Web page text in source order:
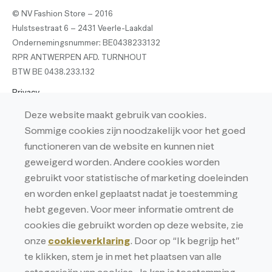
© NV Fashion Store – 2016
Hulstsestraat 6 – 2431 Veerle-Laakdal
Ondernemingsnummer: BE0438233132
RPR ANTWERPEN AFD. TURNHOUT
BTW BE 0438.233.132
Privacy
Privacyverklaring
Cookieverklaring
Deze website maakt gebruik van cookies.
Sommige cookies zijn noodzakelijk voor het goed
functioneren van de website en kunnen niet
geweigerd worden. Andere cookies worden
gebruikt voor statistische of marketing doeleinden
en worden enkel geplaatst nadat je toestemming
hebt gegeven. Voor meer informatie omtrent de
cookies die gebruikt worden op deze website, zie
onze cookieverklaring. Door op “Ik begrijp het”
te klikken, stem je in met het plaatsen van alle